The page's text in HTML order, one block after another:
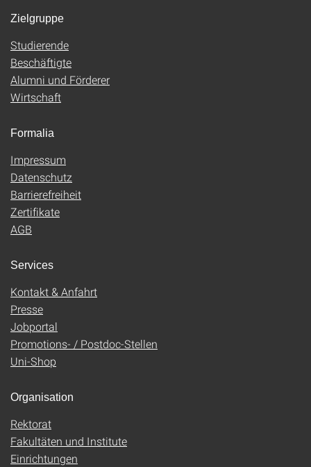
Zielgruppe
Studierende
Beschäftigte
Alumni und Förderer
Wirtschaft
Formalia
Impressum
Datenschutz
Barrierefreiheit
Zertifikate
AGB
Services
Kontakt & Anfahrt
Presse
Jobportal
Promotions- / Postdoc-Stellen
Uni-Shop
Organisation
Rektorat
Fakultäten und Institute
Einrichtungen